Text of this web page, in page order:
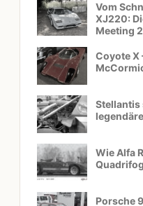
Vom
XJ220:
Meeting
Coyote X
Stellantis
Wie Alfa
Porsche